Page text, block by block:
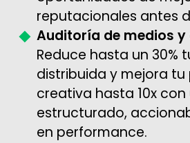
reputacionales antes
Auditoría de medios
Reduce hasta un 30%
distribuida y mejora
creativa hasta 10x
estructurado,
en performance.